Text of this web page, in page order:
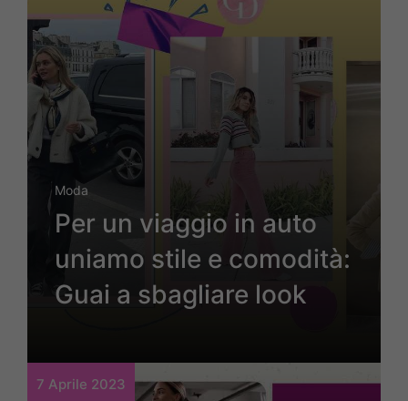
Moda
Per un viaggio in auto
uniamo stile e comodità:
Guai a sbagliare look
7 Aprile 2023